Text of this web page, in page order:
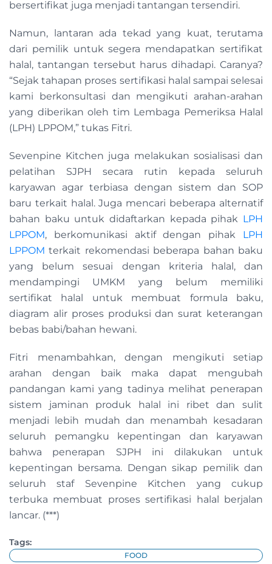
bersertifikat juga menjadi tantangan tersendiri.
Namun, lantaran ada tekad yang kuat, terutama
dari pemilik untuk segera mendapatkan sertifikat
halal, tantangan tersebut harus dihadapi. Caranya?
“Sejak tahapan proses sertifikasi halal sampai selesai
kami berkonsultasi dan mengikuti arahan-arahan
yang diberikan oleh tim Lembaga Pemeriksa Halal
(LPH) LPPOM,” tukas Fitri.
Sevenpine Kitchen juga melakukan sosialisasi dan
pelatihan SJPH secara rutin kepada seluruh
karyawan agar terbiasa dengan sistem dan SOP
baru terkait halal. Juga mencari beberapa alternatif
bahan baku untuk didaftarkan kepada pihak LPH
LPPOM, berkomunikasi aktif dengan pihak LPH
LPPOM terkait rekomendasi beberapa bahan baku
yang belum sesuai dengan kriteria halal, dan
mendampingi UMKM yang belum memiliki
sertifikat halal untuk membuat formula baku,
diagram alir proses produksi dan surat keterangan
bebas babi/bahan hewani.
Fitri menambahkan, dengan mengikuti setiap
arahan dengan baik maka dapat mengubah
pandangan kami yang tadinya melihat penerapan
sistem jaminan produk halal ini ribet dan sulit
menjadi lebih mudah dan menambah kesadaran
seluruh pemangku kepentingan dan karyawan
bahwa penerapan SJPH ini dilakukan untuk
kepentingan bersama. Dengan sikap pemilik dan
seluruh staf Sevenpine Kitchen yang cukup
terbuka membuat proses sertifikasi halal berjalan
lancar. (***)
Tags:
FOOD